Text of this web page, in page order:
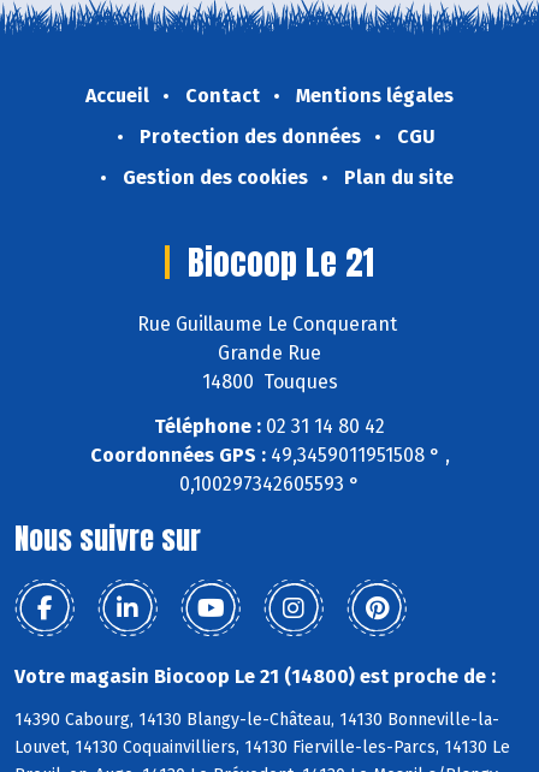
Accueil Contact
Mentions légales
Protection des données
CGU
Gestion des cookies
Plan du site
Biocoop Le 21
Rue Guillaume Le Conquerant
Grande Rue
14800 Touques
Téléphone : 02 31 14 80 42
Coordonnées GPS :49,3459011951508 ° ,
0,100297342605593 °
Nous suivre sur
Votre magasin Biocoop Le 21 (14800) est proche de :
14390 Cabourg, 14130 Blangy-le-Château, 14130 Bonneville-la-
Louvet, 14130 Coquainvilliers, 14130 Fierville-les-Parcs, 14130 Le